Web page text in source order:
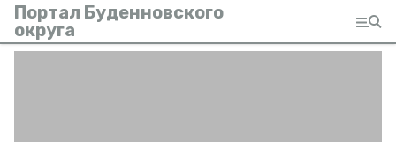
Портал Буденновского
округа